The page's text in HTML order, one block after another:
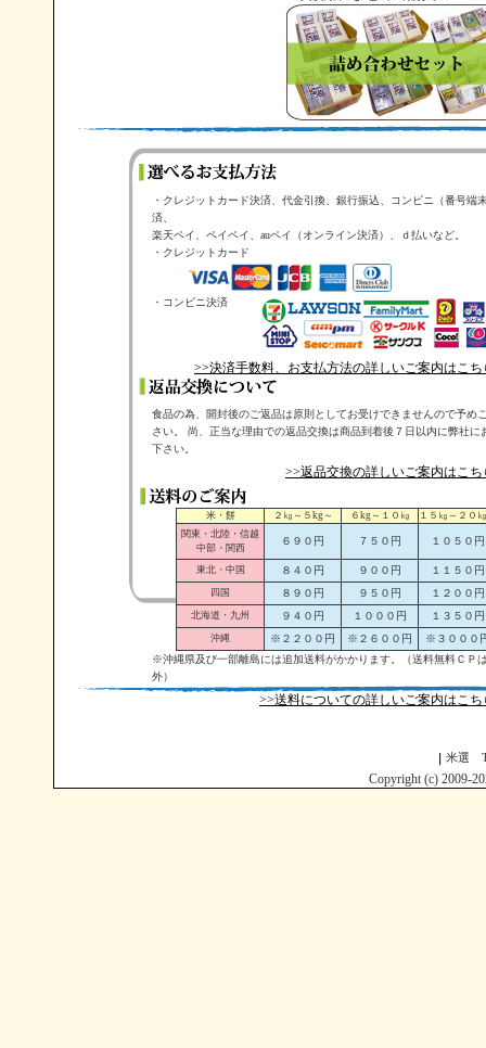
・クレジットカード決済、代金引換、銀行振込、コンビニ（番号端
済、
楽天ペイ、ペイペイ、auペイ（オンライン決済）、ｄ払いなど。
・クレジットカード
・コンビニ決済
>>決済手数料、お支払方法の詳しいご案内はこち
食品の為、開封後のご返品は原則としてお受けできませんので予め
さい。 尚、正当な理由での返品交換は商品到着後７日以内に弊社に
下さい。
>>返品交換の詳しいご案内はこち
米・餅 ２㎏～５kg～ ６kg～１０㎏
１５㎏～２０
関東・北陸・信越
中部・関西
６９０円 ７５０円 １０５０円
東北・中国 ８４０円 ９００円 １１５０円
四国 ８９０円 ９５０円 １２００円
北海道・九州 ９４０円 １０００円 １３５０円
沖縄 ※２２００円 ※２６００円
※３０００
※沖縄県及び一部離島には追加送料がかかります。（送料無料ＣＰ
外）
>>送料についての詳しいご案内はこち
米選
Copyright (c) 2009-